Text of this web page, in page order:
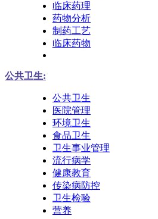
临床药理
药物分析
制药工艺
临床药物
公共卫生:
公共卫生
医院管理
环境卫生
食品卫生
卫生事业管理
流行病学
健康教育
传染病防控
卫生检验
营养